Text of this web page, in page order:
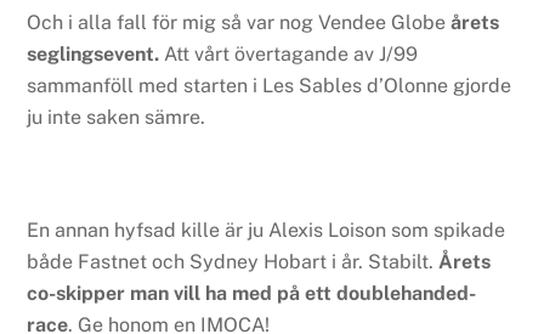
Och i alla fall för mig så var nog Vendee Globeårets
seglingsevent. Att vårt övertagande av J/99
sammanföll med starten i Les Sables d’Olonne gjorde
ju inte saken sämre.
En annan hyfsad kille är ju Alexis Loison som spikade
både Fastnet och Sydney Hobart i år. Stabilt.Årets
co-skipper man vill ha med på ett doublehanded-
race. Ge honom en IMOCA!